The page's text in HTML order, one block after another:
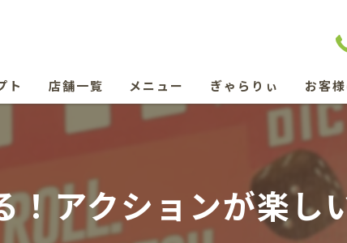
ト 店舗一覧
テーブルゲームとたんぽぽコーヒーのお店 ぽぽろん
ごはんみろく
lymph massage salon NAO
メニュー ぎゃらりぃ お客
アクションが楽し